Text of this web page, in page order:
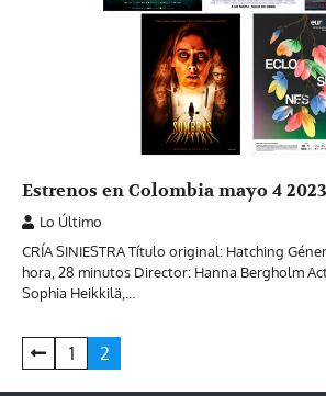
Estrenos en Colombia mayo 4 2023
Lo Último
CRÍA SINIESTRA Título original: Hatching
hora, 28 minutos Director: Hanna Bergholm
Sophia Heikkilä,…
Paginación
de
1 2